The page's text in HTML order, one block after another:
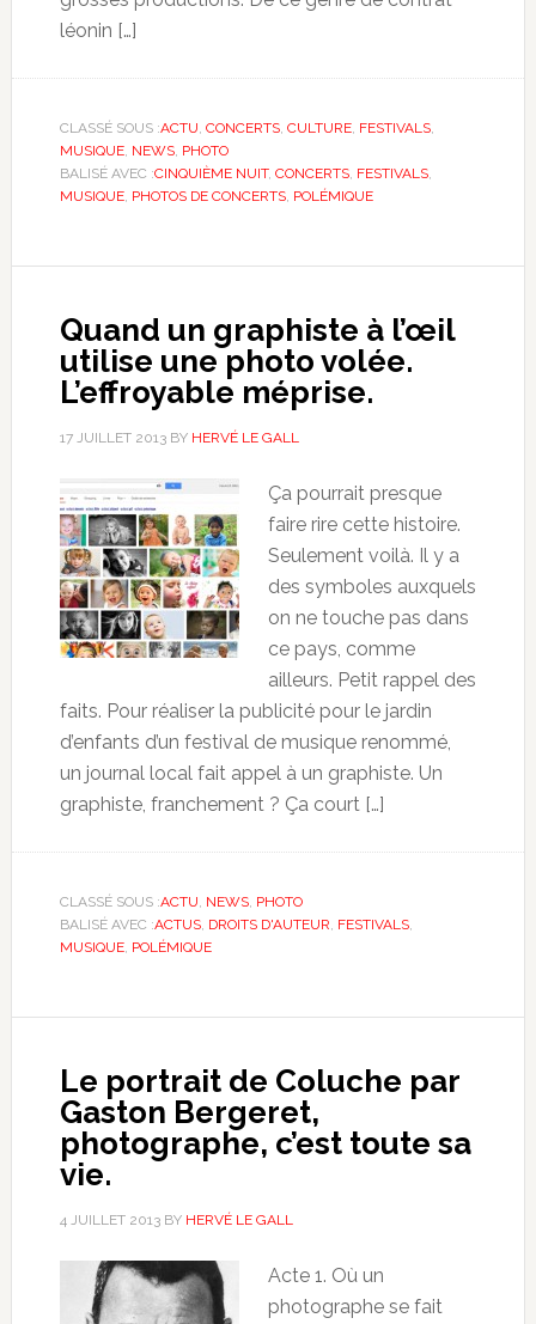
léonin […]
CLASSÉ SOUS :ACTU CONCERTS, CULTURE, FESTIVALS,
MUSIQUE, NEWS, PHOTO
BALISÉ AVEC :CINQUIÈME NUIT, CONCERTS, FESTIVALS,
MUSIQUE, PHOTOS DE CONCERTS, POLÉMIQUE
Quand un graphiste à l’œil
utilise une photo volée.
L’effroyable méprise.
17 JUILLET 2013BY HERVÉ LE GALL
Ça pourrait presque
faire rire cette histoire.
Seulement voilà. Il y a
des symboles auxquels
on ne touche pas dans
ce pays, comme
ailleurs. Petit rappel des
faits. Pour réaliser la publicité pour le jardin
d’enfants d’un festival de musique renommé,
un journal local fait appel à un graphiste. Un
graphiste, franchement ? Ça court […]
CLASSÉ SOUS :ACTU NEWS, PHOTO
BALISÉ AVEC :ACTUS, DROITS D'AUTEUR FESTIVALS,
MUSIQUE, POLÉMIQUE
Le portrait de Coluche par
Gaston Bergeret,
photographe, c’est toute sa
vie.
4 JUILLET 2013BY HERVÉ LE GALL
Acte 1. Où un
photographe se fait